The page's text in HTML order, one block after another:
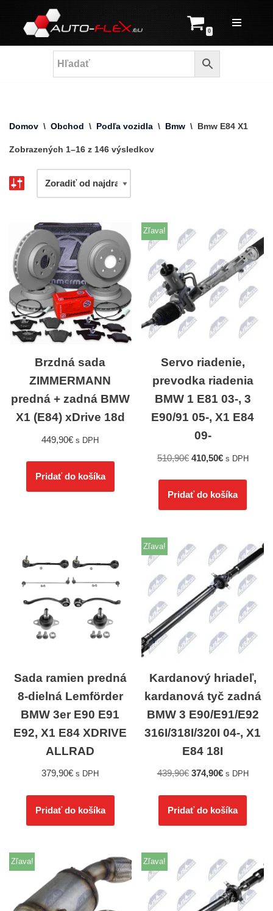
Prejsť
na
0
Domov \ Obchod \ Podľa vozidla \ Bmw \ Bmw E84 X1
Zobrazených 1–16 z 146 výsledkov
Brzdná sada
ZIMMERMANN
predná + zadná BMW
X1 (E84) xDrive 18d
449,90€ s DPH
Pridať do košíka
Zľava!
Servo riadenie,
prevodka riadenia
BMW 1 E81 03-, 3
E90/91 05-, X1 E84
09-
510,90€ 410,50€ s DPH
Pridať do košíka
Sada ramien predná
8-dielná Lemförder
BMW 3er E90 E91
E92, X1 E84 XDRIVE
ALLRAD
379,90€ s DPH
Pridať do košíka
Zľava!
Kardanový hriadeľ,
kardanová tyč zadná
BMW 3 E90/E91/E92
316I/318I/320I 04-, X1
E84 18I
439,90€ 374,90€ s DPH
Pridať do košíka
Zľava! Zľava!